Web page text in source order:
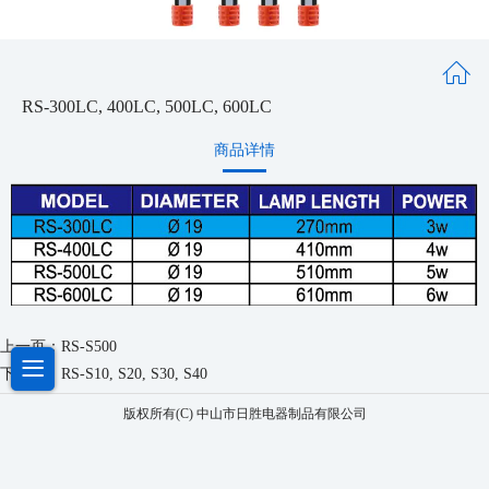
RS-300LC, 400LC, 500LC, 600LC
商品详情
上一页： RS-S500
下一页： RS-S10, S20, S30, S40
版权所有(C) 中山市日胜电器制品有限公司